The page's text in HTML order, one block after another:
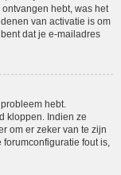
hebt, was het
van activatie is om
dat je e-mailadres
hebt.
kloppen. Indien ze
om er zeker van te zijn
fout is,